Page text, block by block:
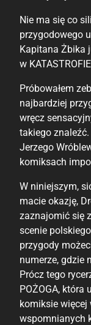
Nie ma się co
przygodowego
Kapitana Żbika
w
Próbowałem
najbardziej
wręcz
takiego
Jerzego
komiksach
W niniejszym,
macie okazję,
zaznajomić się
scenie
przygody
numerze, gdzie
Prócz tego
POŻOGA, która
komiksie więcej
wspomnianych